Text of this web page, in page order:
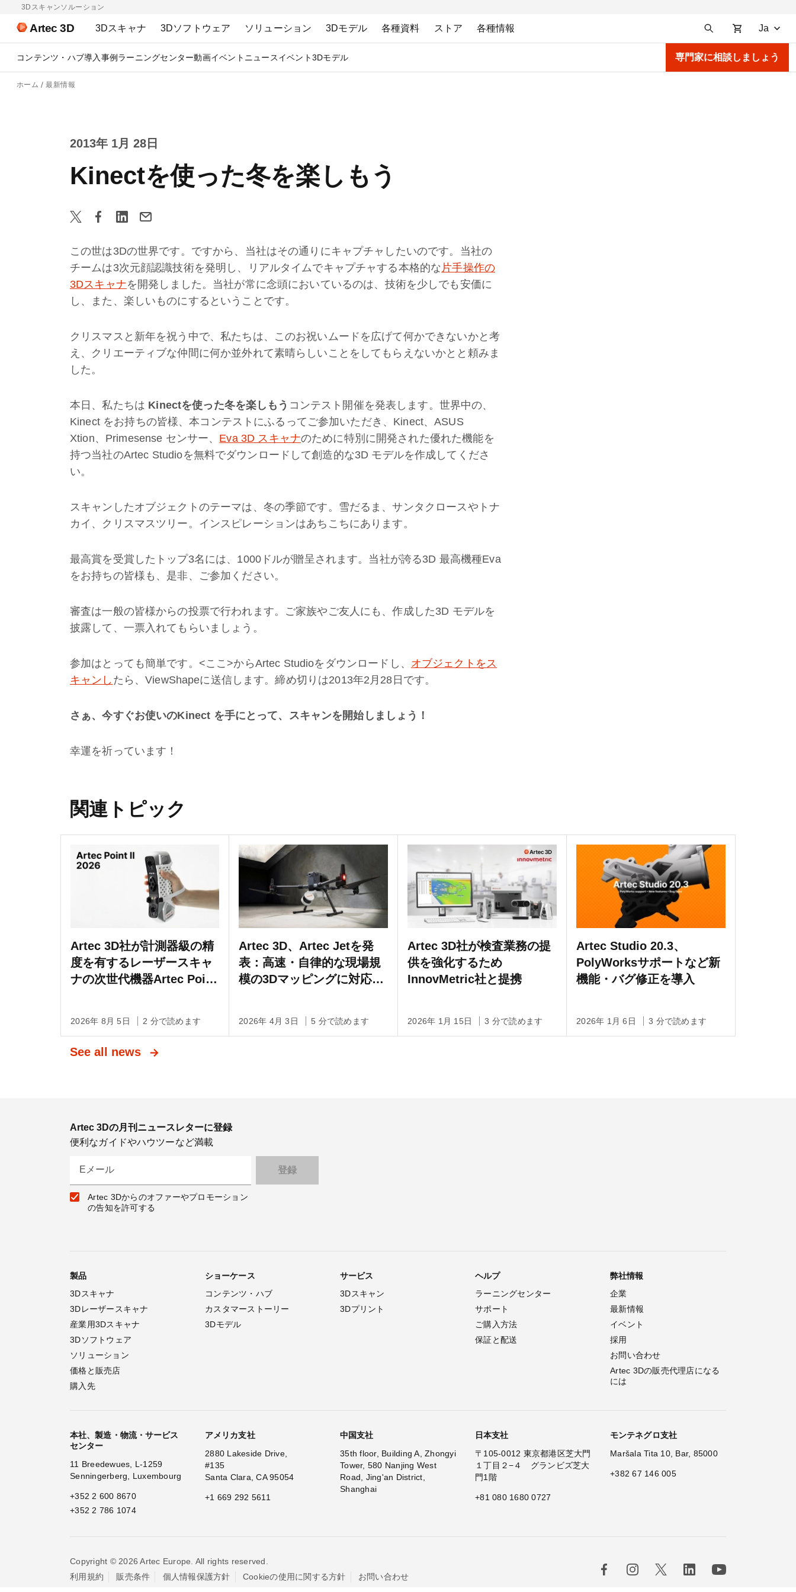
3Dスキャンソルーション
Artec 3D 3Dスキャナ 3Dソフトウェア ソリューション 3Dモデル 各種資料 ストア 各種情報 Ja
コンテンツ・ハブ導入事例 ラーニングセンター動画イベント ニュースイベント3Dモデル 専門家に相談しましょう
ホーム 最新情報
2013年 1月 28日
Kinectを使った冬を楽しもう
この世は3Dの世界です。ですから、当社はその通りにキャプチャしたいのです。当社の
チームは3次元顔認識技術を発明し、リアルタイムでキャプチャする本格的な片手操作の
3Dスキャナを開発しました。当社が常に念頭においているのは、技術を少しでも安価に
し、また、楽しいものにするということです。
クリスマスと新年を祝う中で、私たちは、このお祝いムードを広げて何かできないかと考
え、クリエーティブな仲間に何か並外れて素晴らしいことをしてもらえないかとと頼みま
した。
本日、私たちは Kinectを使った冬を楽しもう コンテスト開催を発表します。世界中の、
Kinect をお持ちの皆様、本コンテストにふるってご参加いただき、Kinect、ASUS
Xtion、Primesense センサー、 Eva 3D スキャナのために特別に開発された優れた機能を
持つ当社のArtec Studioを無料でダウンロードして創造的な3D モデルを作成してくださ
い。
スキャンしたオブジェクトのテーマは、冬の季節です。雪だるま、サンタクロースやトナ
カイ、クリスマスツリー。インスピレーションはあちこちにあります。
最高賞を受賞したトップ3名には、1000ドルが贈呈されます。当社が誇る3D 最高機種Eva
をお持ちの皆様も、是非、ご参加ください。
審査は一般の皆様からの投票で行われます。ご家族やご友人にも、作成した3D モデルを
披露して、一票入れてもらいましょう。
参加はとっても簡単です。<ここ>からArtec Studioをダウンロードし、 オブジェクトをス
キャンし たら、ViewShapeに送信します。締め切りは2013年2月28日です。
さぁ、今すぐお使いのKinect を手にとって、スキャンを開始しましょう！
幸運を祈っています！
関連トピック
Artec 3D社が計測器級の精
度を有するレーザースキャ
ナの次世代機器Artec Point
2026年 8月 5日 2 分で読めます
Artec 3D、Artec Jetを発
表：高速・自律的な現場規
模の3Dマッピングに対応す
2026年 4月 3日 5 分で読めます
Artec 3D社が検査業務の提
供を強化するため
InnovMetric社と提携
2026年 1月 15日 3 分で読めます
Artec Studio 20.3、
PolyWorksサポートなど新
機能・バグ修正を導入
2026年 1月 6日 3 分で読めます
See all news
Artec 3Dの月刊ニュースレターに登録
便利なガイドやハウツーなど満載
Eメール
Artec 3Dからのオファーやプロモーション
の告知を許可する
製品
3Dスキャナ
3Dレーザースキャナ
産業用3Dスキャナ
3Dソフトウェア
ソリューション
価格と販売店
購入先
ショーケース
コンテンツ・ハブ
カスタマーストーリー
3Dモデル
サービス
3Dスキャン
3Dプリント
ヘルプ
ラーニングセンター
サポート
ご購入方法
保証と配送
弊社情報
企業
最新情報
イベント
採用
お問い合わせ
Artec 3Dの販売代理店になる
には
本社、製造・物流・サービス
センター
11 Breedewues, L-1259
Senningerberg, Luxembourg
+352 2 600 8670
+352 2 786 1074
アメリカ支社
2880 Lakeside Drive,
#135
Santa Clara, CA 95054
+1 669 292 5611
中国支社
35th floor, Building A, Zhongyi
Tower, 580 Nanjing West
Road, Jing'an District,
Shanghai
日本支社
〒105-0012 東京都港区芝大門
１丁目２−４ グランビズ芝大
門1階
+81 080 1680 0727
モンテネグロ支社
Maršala Tita 10, Bar, 85000
+382 67 146 005
Copyright © 2026 Artec Europe. All rights reserved.
利用規約
販売条件 個人情報保護方針 Cookieの使用に関する方針 お問い合わせ